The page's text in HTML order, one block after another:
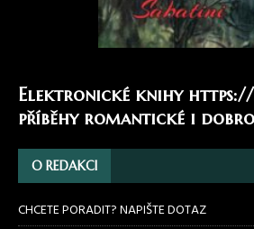
Elektronické knihy
příběhy romantické i
O REDAKCI
CHCETE PORADIT? NAPIŠTE DOTAZ